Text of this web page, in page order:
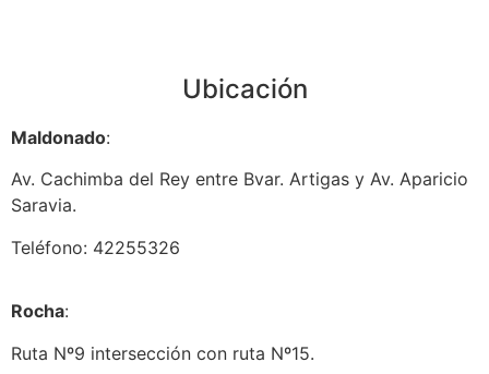
Ubicación
Maldonado:
Av. Cachimba del Rey entre Bvar. Artigas y Av. Aparicio
Saravia.
Teléfono: 42255326
Rocha:
Ruta Nº9 intersección con ruta Nº15.